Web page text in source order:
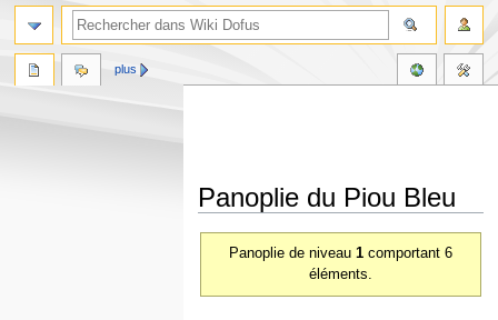
Panoplie du Piou Bleu
Panoplie de niveau1 comportant 6
éléments.
plus